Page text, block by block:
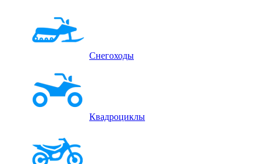
Снегоходы
Квадроциклы